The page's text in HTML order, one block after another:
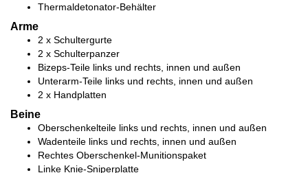
Thermaldetonator-Behälter
Arme
2 x Schultergurte
2 x Schulterpanzer
Bizeps-Teile links und rechts, innen und außen
Unterarm-Teile links und rechts, innen und außen
2 x Handplatten
Beine
Oberschenkelteile links und rechts, innen und außen
Wadenteile links und rechts, innen und außen
Rechtes Oberschenkel-Munitionspaket
Linke Knie-Sniperplatte